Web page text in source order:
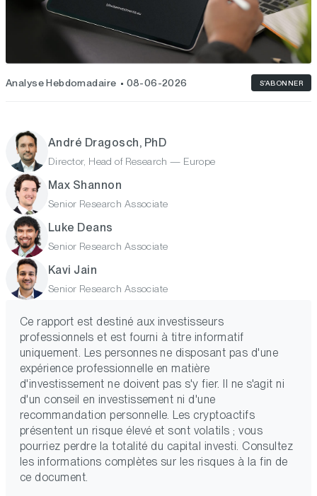
Analyse Hebdomadaire 08-06-2026 S'ABONNER
André Dragosch, PhD
Director, Head of Research — Europe
Max Shannon
Senior Research Associate
Luke Deans
Senior Research Associate
Kavi Jain
Senior Research Associate
Ce rapport est destiné aux investisseurs
professionnels et est fourni à titre informatif
uniquement. Les personnes ne disposant pas d'une
expérience professionnelle en matière
d'investissement ne doivent pas s'y fier. Il ne s'agit ni
d'un conseil en investissement ni d'une
recommandation personnelle. Les cryptoactifs
présentent un risque élevé et sont volatils ; vous
pourriez perdre la totalité du capital investi. Consultez
les informations complètes sur les risques à la fin de
ce document.